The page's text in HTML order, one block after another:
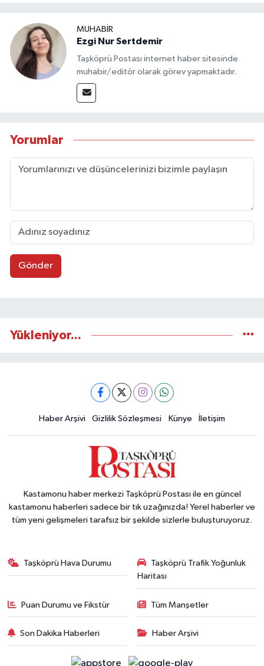
MUHABİR
Ezgi Nur Sertdemir
Taşköprü Postası internet haber sitesinde
muhabir/editör olarak görev yapmaktadır.
Yorumlar
Gönder
Yükleniyor...
Haber Arşivi Gizlilik Sözleşmesi Künye İletişim
Kastamonu haber merkezi Taşköprü Postası ile en güncel
kastamonu haberleri sadece bir tık uzağınızda! Yerel haberler ve
tüm yeni gelişmeleri tarafsız bir şekilde sizlerle buluşturuyoruz.
Taşköprü Hava Durumu
Taşköprü Trafik Yoğunluk
Haritası
Puan Durumu ve Fikstür Tüm Manşetler
Son Dakika Haberleri Haber Arşivi